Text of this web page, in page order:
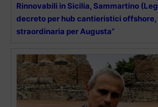
Rinnovabili in Sicilia, Sammartino
decreto per hub cantieristici
straordinaria per Augusta”